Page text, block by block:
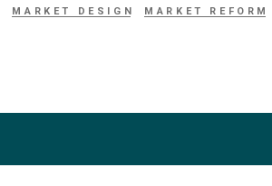
MARKET DESIGN MARKET REFORM